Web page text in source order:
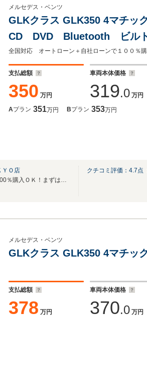
メルセデス・ベンツ
GLKクラス GLK350 4マチ
CD DVD Bluetooth ビル
ンドビューモニター パノラ
ズコントロール クリアランス
支払総額
350 万円
車両本体価格
319.0 万円
Aプラン 351万円 Bプラン 353万円
Ｏ店
自社ローン・提携完備により100％購入ＯＫ！まずはお気軽にご相談・お電話ください♪
クチコミ評価： 4.7点
メルセデス・ベンツ
GLKクラス GLK350 4マチッ
支払総額
378 万円
車両本体価格
370.0 万円